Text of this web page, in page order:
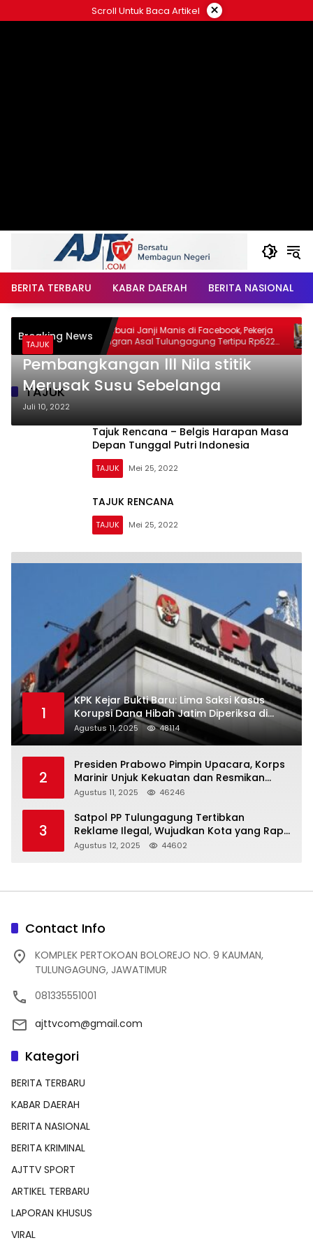
ke
Scroll Untuk Baca Artikel ×
BERITA TERBARU KABAR DAERAH BERITA NASIONAL
Breaking News
yang
Terbuai Janji Manis di Facebook, Pekerja
Migran Asal Tulungagung Tertipu Rp622
Juta
TAJUK
TAJUK
Pembangkangan lll Nila stitik
Merusak Susu Sebelanga
Juli 10, 2022
Tajuk Rencana – Belgis Harapan Masa
Depan Tunggal Putri Indonesia
TAJUK Mei 25, 2022
TAJUK RENCANA
TAJUK Mei 25, 2022
1
KPK Kejar Bukti Baru: Lima Saksi Kasus
Korupsi Dana Hibah Jatim Diperiksa di
Trenggalek
Agustus 11, 2025 48114
2
Presiden Prabowo Pimpin Upacara, Korps
Marinir Unjuk Kekuatan dan Resmikan
Struktur Baru
Agustus 11, 2025 46246
3
Satpol PP Tulungagung Tertibkan
Reklame Ilegal, Wujudkan Kota yang Rapi
dan Indah
Agustus 12, 2025 44602
Contact Info
KOMPLEK PERTOKOAN BOLOREJO NO. 9 KAUMAN,
TULUNGAGUNG, JAWATIMUR
081335551001
ajttvcom@gmail.com
Kategori
BERITA TERBARU
KABAR DAERAH
BERITA NASIONAL
BERITA KRIMINAL
AJTTV SPORT
ARTIKEL TERBARU
LAPORAN KHUSUS
VIRAL